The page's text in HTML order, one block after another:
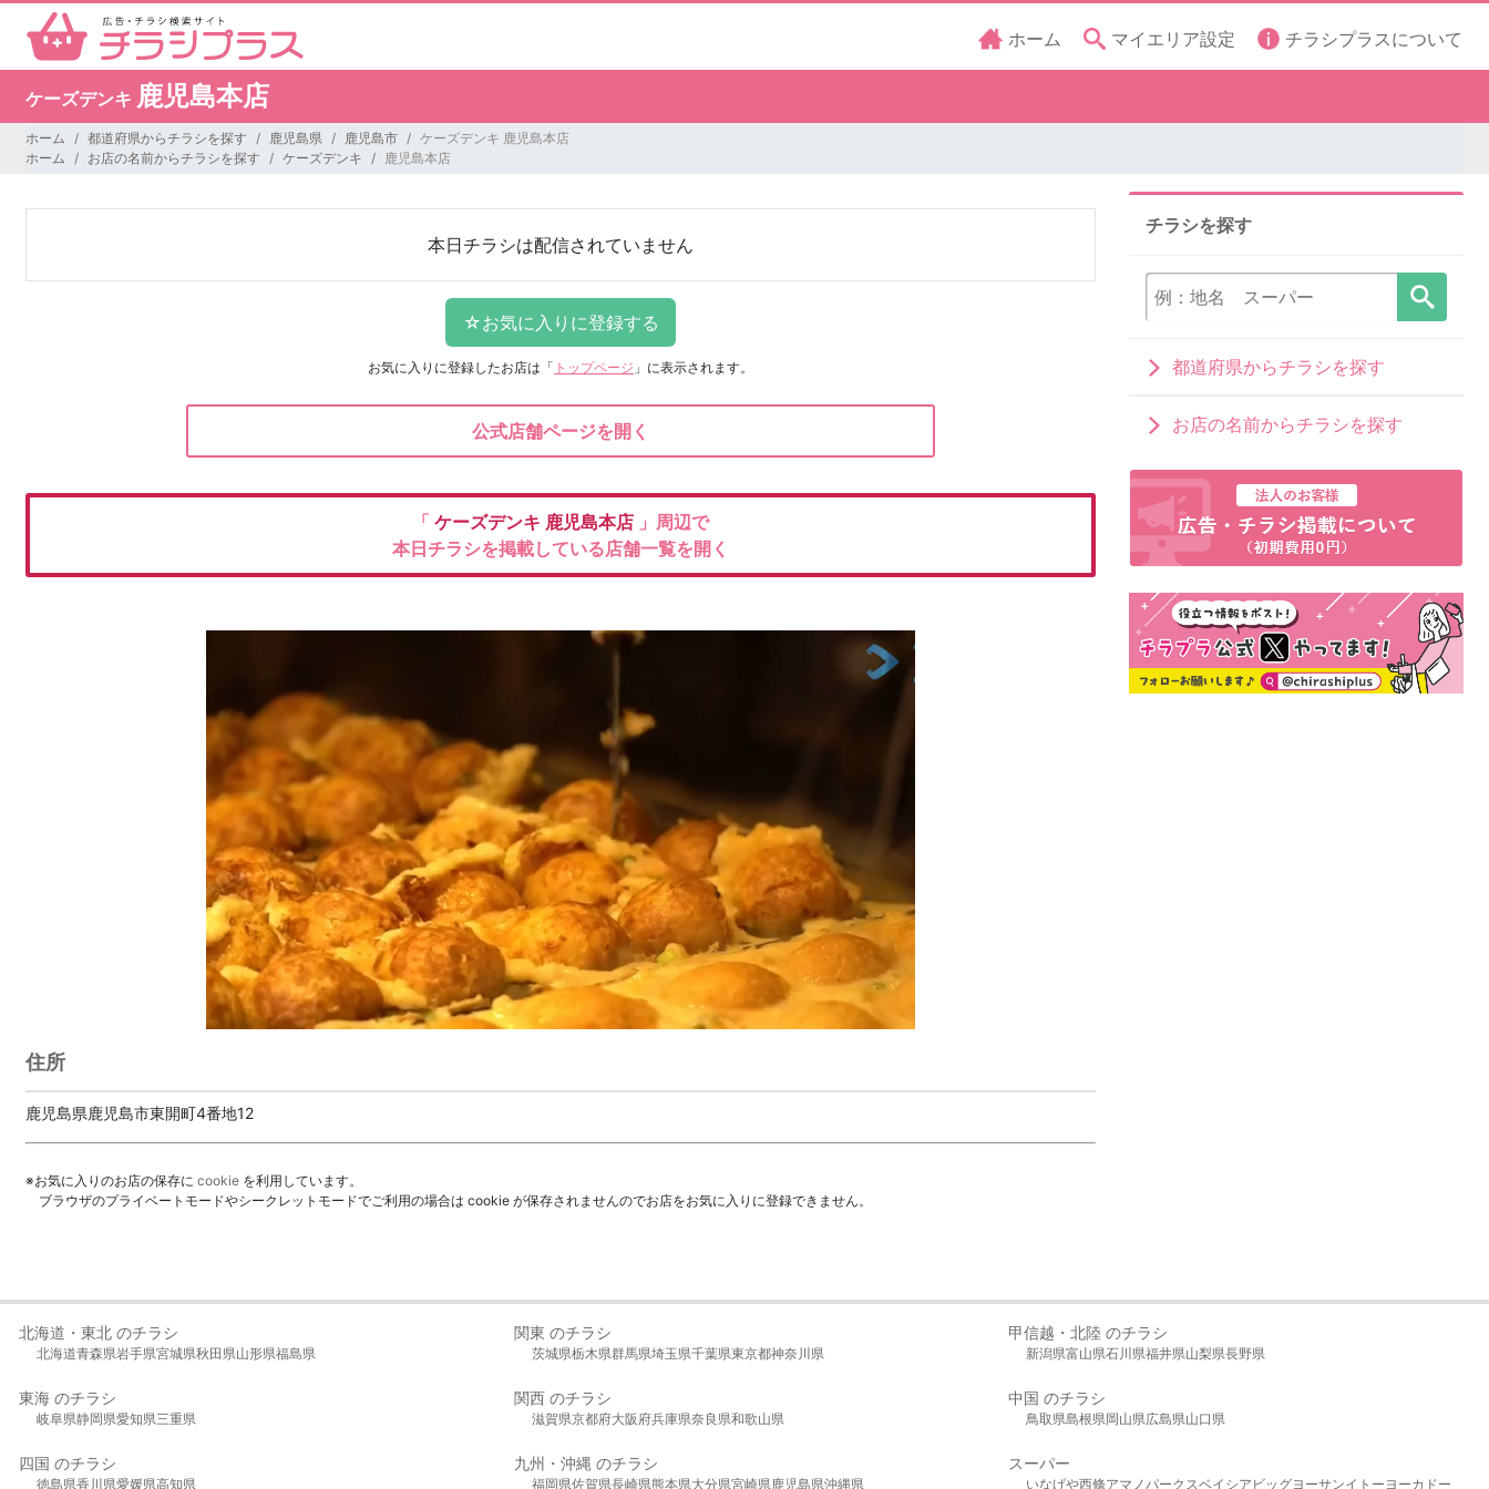
ホーム マイエリア設定 チラシプラスについて
ケーズデンキ 鹿児島本店
ホーム 都道府県からチラシを探す 鹿児島県 鹿児島市
ケーズデンキ 鹿児島本店
ホーム
お店の名前からチラシを探す ケーズデンキ 鹿児島本店
本日チラシは配信されていません
お気に入りに登録したお店は 「 トップページ 」に表示されます。
公式店舗ページを開く
「 ケーズデンキ 鹿児島本店 」周辺で
本日チラシを掲載している店舗一覧を開く
住所
鹿児島県鹿児島市東開町4番地12
※お気に入りのお店の保存に cookie を利用しています。
ブラウザのプライベートモードやシークレットモードでご利用の場合は cookie が保存されませんのでお店をお気に入りに登録できません。
チラシを探す
都道府県からチラシを探す
お店の名前からチラシを探す
北海道・東北 のチラシ
北海道青森県岩手県宮城県秋田県山形県福島県
関東 のチラシ
茨城県栃木県群馬県埼玉県千葉県東京都神奈川県
甲信越・北陸 のチラシ
新潟県富山県石川県福井県山梨県長野県
東海 のチラシ
岐阜県静岡県愛知県三重県
関西 のチラシ
滋賀県京都府大阪府兵庫県奈良県和歌山県
中国 のチラシ
鳥取県島根県岡山県広島県山口県
四国 のチラシ
徳島県香川県愛媛県高知県
九州・沖縄 のチラシ
福岡県佐賀県長崎県熊本県大分県宮崎県鹿児島県沖縄県
スーパー
いなげや西條アマノパークスベイシア ビッグヨーサンイトーヨーカドー